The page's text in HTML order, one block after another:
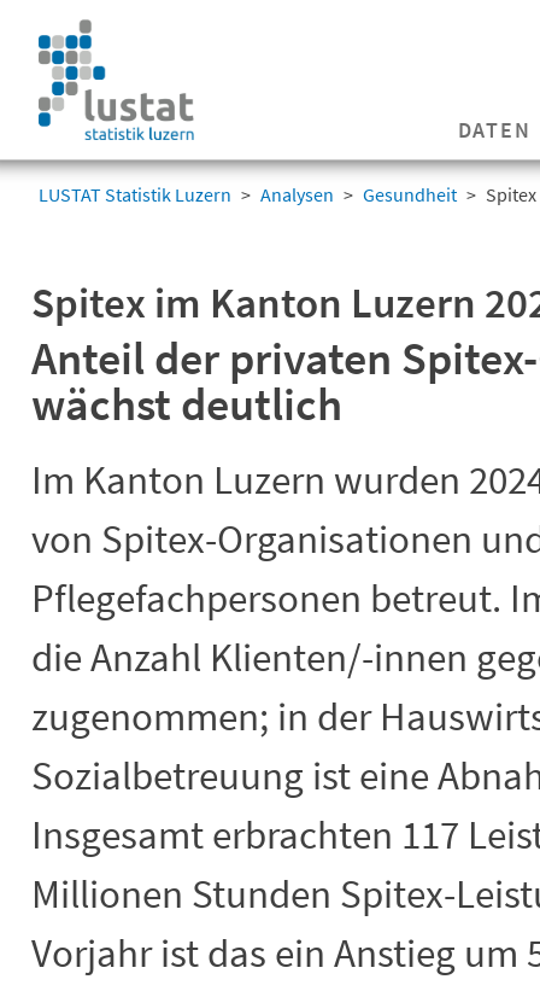
DATEN
LUSTAT Statistik Luzern Analysen Gesundheit Spitex
Spitex im Kanton Luzern
Anteil der privaten
wächst deutlich
Im Kanton Luzern wurden
von Spitex-Organisationen
Pflegefachpersonen betreut.
die Anzahl Klienten/-innen
zugenommen; in der
Sozialbetreuung ist eine
Insgesamt erbrachten 117
Millionen Stunden Spitex-
Vorjahr ist das ein Anstieg um